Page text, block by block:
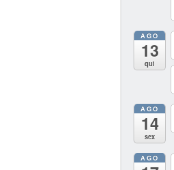
AGO
13
qui
AGO
14
sex
AGO